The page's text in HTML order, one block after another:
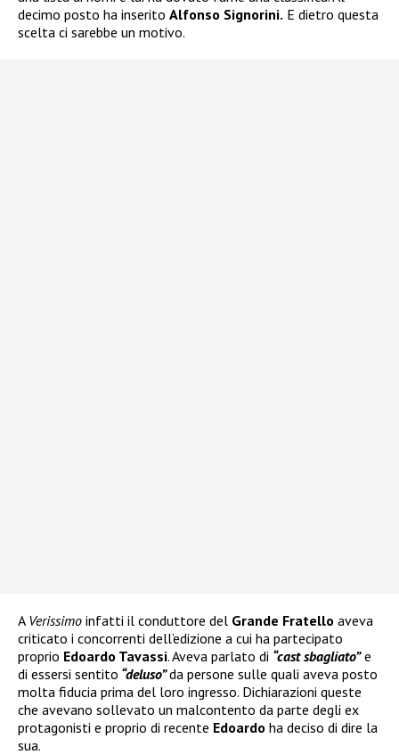
decimo posto ha inserito Alfonso Signorini. E dietro questa
scelta ci sarebbe un motivo.
A Verissimo infatti il conduttore del Grande Fratello aveva
criticato i concorrenti dell’edizione a cui ha partecipato
proprio Edoardo Tavassi. Aveva parlato di “cast sbagliato”e
di essersi sentito “deluso”da persone sulle quali aveva posto
molta fiducia prima del loro ingresso. Dichiarazioni queste
che avevano sollevato un malcontento da parte degli ex
protagonisti e proprio di recente Edoardo ha deciso di dire la
sua.